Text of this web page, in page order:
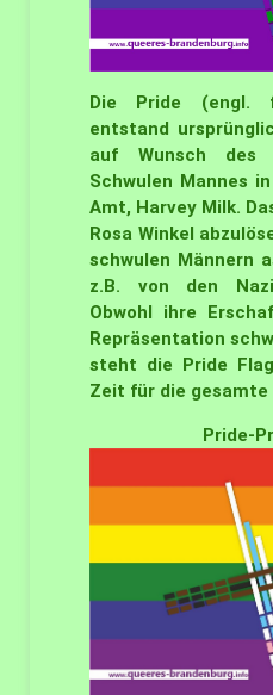
Die Pride (engl.
entstand
auf Wunsch des
Schwulen Mannes
Amt, Harvey Milk.
Rosa Winkel
schwulen Männern
z.B. von den
Obwohl ihre
Repräsentation
steht die Pride
Zeit für die gesamte
Pride-